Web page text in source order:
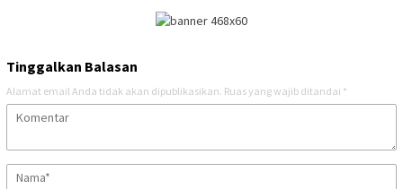
Tinggalkan Balasan
Alamat email Anda tidak akan dipublikasikan. Ruas yang wajib ditandai *